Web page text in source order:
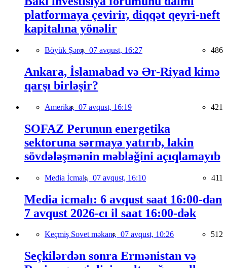
platformaya çevirir, diqqət qeyri-neft
kapitalına yönəlir
Böyük Şərq, 07 avqust, 16:27 486
Ankara, İslamabad və Ər-Riyad kimə
qarşı birləşir?
Amerika, 07 avqust, 16:19 421
SOFAZ Perunun energetika
sektoruna sərmayə yatırıb, lakin
sövdələşmənin məbləğini açıqlamayıb
Media İcmalı, 07 avqust, 16:10 411
Media icmalı: 6 avqust saat 16:00-dan
7 avqust 2026-cı il saat 16:00-dək
Keçmiş Sovet məkanı, 07 avqust, 10:26 512
Seçkilərdən sonra Ermənistan və